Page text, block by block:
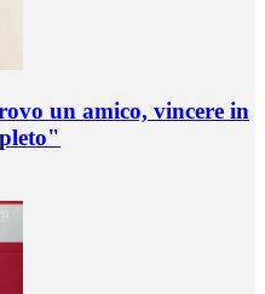
un amico, vincere in